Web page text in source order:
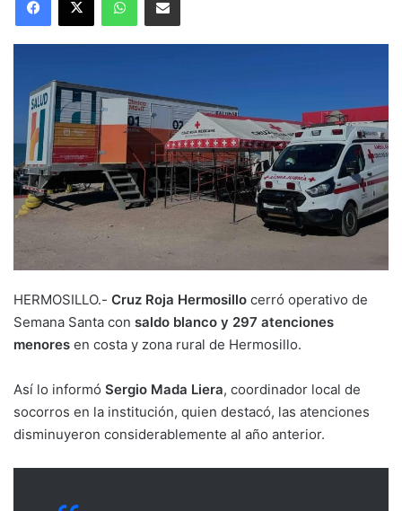
HERMOSILLO.- Cruz Roja Hermosillo cerró operativo de
Semana Santa con saldo blanco y 297 atenciones
menores en costa y zona rural de Hermosillo.
Así lo informó Sergio Mada Liera, coordinador local de
socorros en la institución, quien destacó, las atenciones
disminuyeron considerablemente al año anterior.